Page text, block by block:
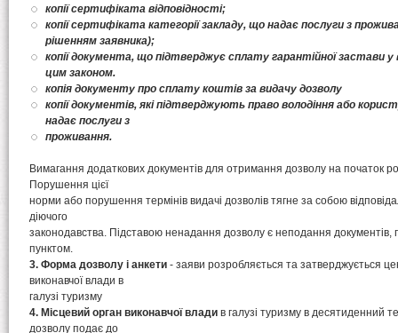
копії сертифіката відповідності;
копії сертифіката категорії закладу, що надає послуги з
рішенням заявника);
копії документа, що підтверджує сплату гарантійної застави у
цим законом.
копія документу про сплату коштів за видачу дозволу
копії документів, які підтверджують право володіння або
надає послуги з
проживання.
Вимагання додаткових документів для отримання дозволу на початок
Порушення цієї
норми або порушення термінів видачі дозволів тягне за собою
діючого
законодавства. Підставою ненадання дозволу є неподання
пунктом.
3. Форма дозволу і анкети - заяви розробляється та затверджується
виконавчої влади в
галузі туризму
4. Місцевий орган виконавчої влади в галузі туризму в десятиденний
дозволу подає до